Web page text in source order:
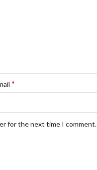
*
for the next time I comment.